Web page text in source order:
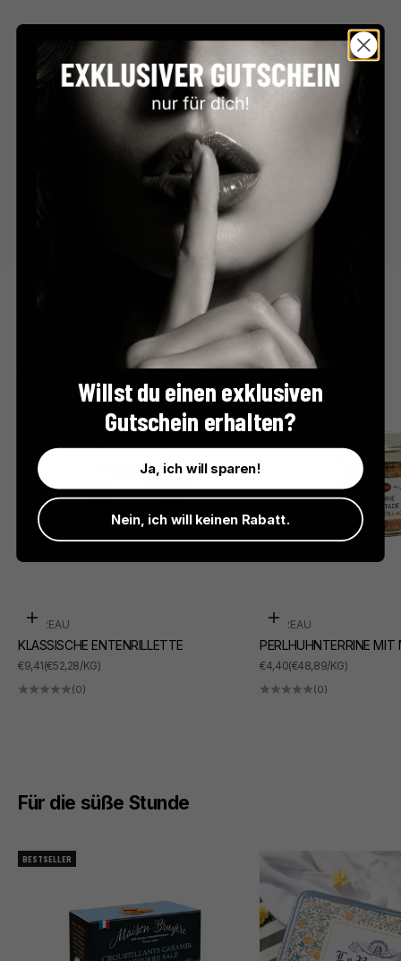
Der perfekte Apéro
In den Warenkorb
SUDREAU
KLASSISCHE ENTENRILLETTE
ANGEBOT
€9,41(€52,28/KG)
(0)
In den Warenkorb
SUDREAU
PERLHUHNTERRINE MIT
ANGEBOT
€4,40(€48,89/KG)
(0)
Für die süße Stunde
BESTSELLER
Willst du einen exklusiven
Gutschein erhalten?
Ja, ich will sparen!
Nein, ich will keinen Rabatt.